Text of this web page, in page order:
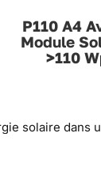
P110 A4
Module
>110